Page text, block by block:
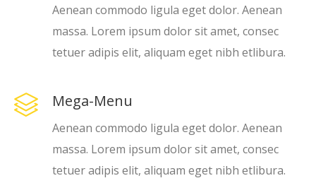
Aenean commodo ligula eget dolor. Aenean
massa. Lorem ipsum dolor sit amet, consec
tetuer adipis elit, aliquam eget nibh etlibura.
Mega-Menu
Aenean commodo ligula eget dolor. Aenean
massa. Lorem ipsum dolor sit amet, consec
tetuer adipis elit, aliquam eget nibh etlibura.